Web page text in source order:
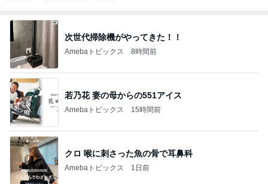
次世代掃除機がやってきた！！
Amebaトピックス 8時間前
若乃花 妻の母からの551アイス
Amebaトピックス 15時間前
クロ 喉に刺さった魚の骨で耳鼻科
Amebaトピックス 1日前